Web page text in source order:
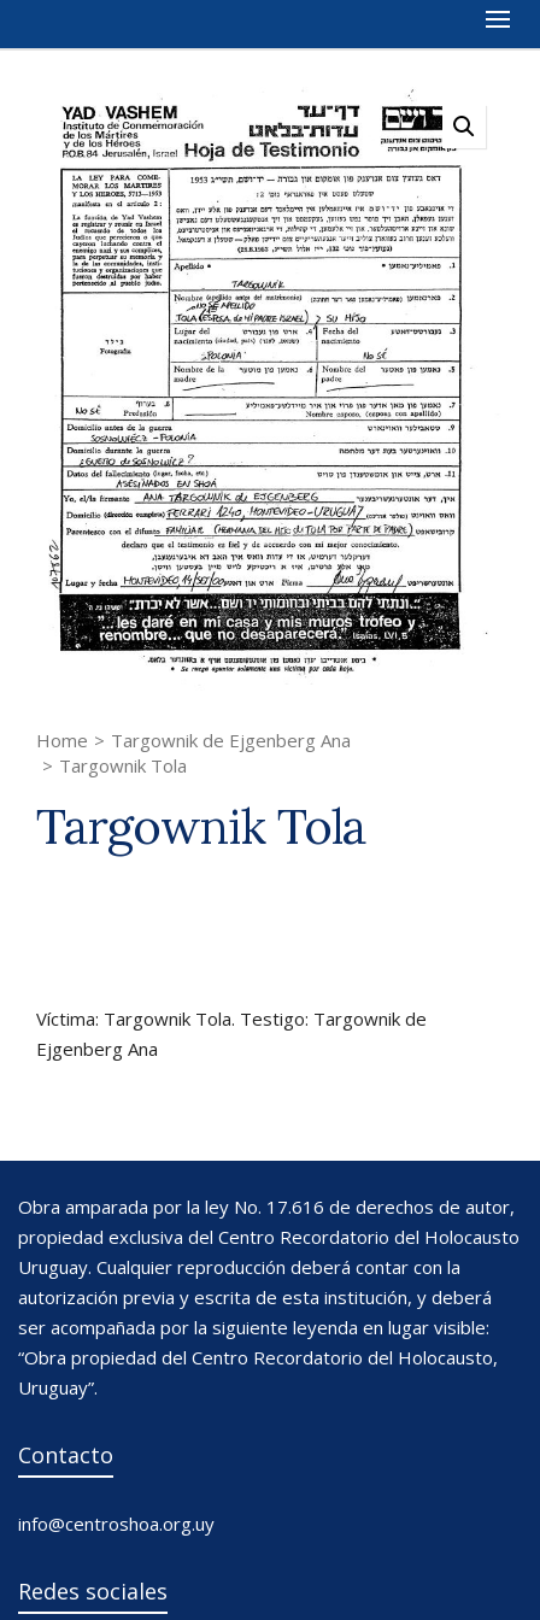
Home > Targownik de Ejgenberg Ana
> Targownik Tola
Targownik Tola
Víctima: Targownik Tola. Testigo: Targownik de
Ejgenberg Ana
Obra amparada por la ley No. 17.616 de derechos de autor,
propiedad exclusiva del Centro Recordatorio del Holocausto
Uruguay. Cualquier reproducción deberá contar con la
autorización previa y escrita de esta institución, y deberá
ser acompañada por la siguiente leyenda en lugar visible:
“Obra propiedad del Centro Recordatorio del Holocausto,
Uruguay”.
Contacto
info@centroshoa.org.uy
Redes sociales